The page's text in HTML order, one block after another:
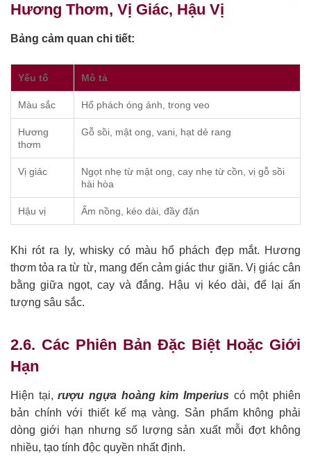
Hương Thơm, Vị Giác, Hậu Vị
Bảng cảm quan chi tiết:
Yếu tố Mô tả
Màu sắc Hổ phách óng ánh, trong veo
Hương
thơm
Gỗ sồi, mật ong, vani, hạt dẻ rang
Vị giác
Ngọt nhẹ từ mật ong, cay nhẹ từ cồn, vị gỗ sồi
hài hòa
Hậu vị Ấm nồng, kéo dài, đầy đặn
Khi rót ra ly, whisky có màu hổ phách đẹp mắt. Hương
thơm tỏa ra từ từ, mang đến cảm giác thư giãn. Vị giác cân
bằng giữa ngọt, cay và đắng. Hậu vị kéo dài, để lại ấn
tượng sâu sắc.
2.6. Các Phiên Bản Đặc Biệt Hoặc Giới
Hạn
Hiện tại,rượu ngựa hoàng kim Imperius có một phiên
bản chính với thiết kế mạ vàng. Sản phẩm không phải
dòng giới hạn nhưng số lượng sản xuất mỗi đợt không
nhiều, tạo tính độc quyền nhất định.